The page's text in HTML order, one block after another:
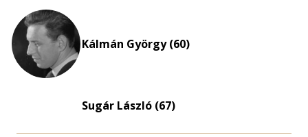
Kálmán György (60)
Sugár László (67)